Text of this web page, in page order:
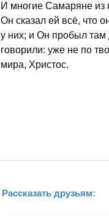
И многие Самаряне из
Он сказал ей всё, что
у них; и Он пробыл
говорили: уже не по
мира, Христос.
Рассказать друзьям: